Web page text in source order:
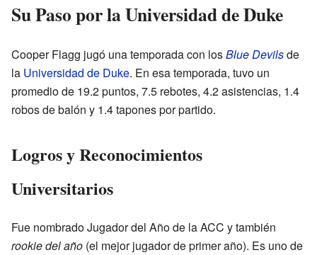
Su Paso por la Universidad de Duke
Cooper Flagg jugó una temporada con losBlue Devilsde
la Universidad de Duke. En esa temporada, tuvo un
promedio de 19.2 puntos, 7.5 rebotes, 4.2 asistencias, 1.4
robos de balón y 1.4 tapones por partido.
Logros y Reconocimientos
Universitarios
Fue nombrado Jugador del Año de la ACC y también
rookie del año (el mejor jugador de primer año). Es uno de